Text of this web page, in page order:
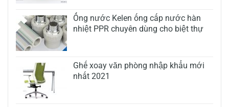
Ống nước Kelen ống cấp nước hàn
nhiệt PPR chuyên dùng cho biệt thự
Ghế xoay văn phòng nhập khẩu mới
nhất 2021